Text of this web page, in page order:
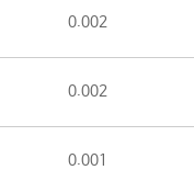
0.002
0.002
0.001